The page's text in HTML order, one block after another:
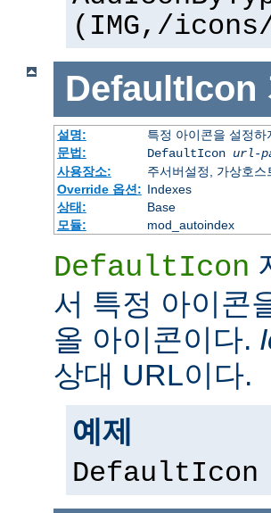
(IMG,/
DefaultIcon
설명:
특정 아이콘을 설정
문법:
DefaultIcon url-
사용장소:
주서버설정, 가상호
Override 옵션: Indexes
상태:
Base
모듈:
mod_autoindex
DefaultIcon
서 특정 아이콘
올 아이콘이다.
상대 URL이다.
예제
DefaultIcon